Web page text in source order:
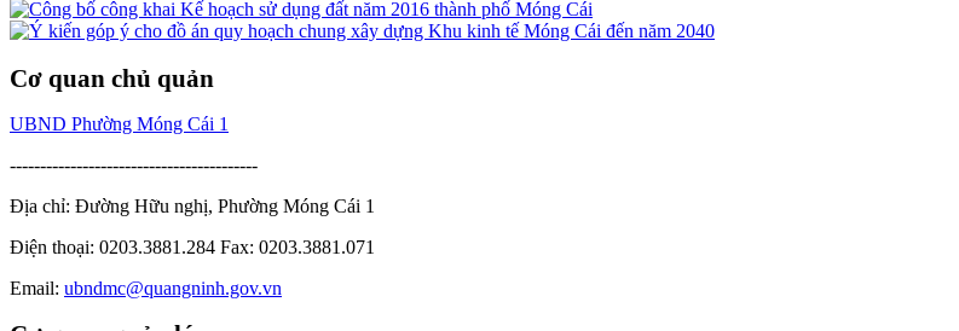
Cơ quan chủ quản
UBND Phường Móng Cái 1
-----------------------------------------
Địa chỉ: Đường Hữu nghị, Phường Móng Cái 1
Điện thoại: 0203.3881.284 Fax: 0203.3881.071
Email: ubndmc@quangninh.gov.vn